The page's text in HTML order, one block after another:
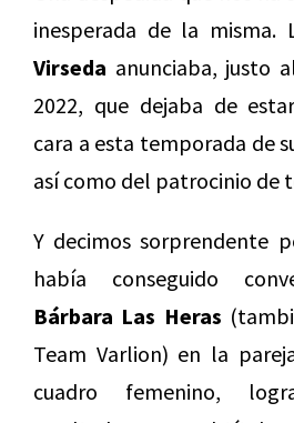
inesperada de la misma.
Virseda anunciaba, justo
2022, que dejaba de
cara a esta temporada de
así como del patrocinio de
Y decimos sorprendente
había conseguido
Bárbara Las Heras
Team Varlion) en la
cuadro femenino,